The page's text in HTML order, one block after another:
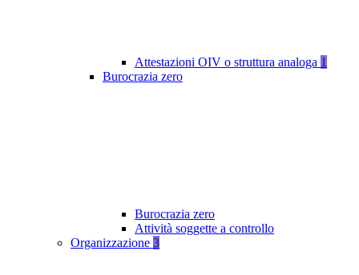
Attestazioni OIV o struttura analoga 1
Burocrazia zero
Burocrazia zero
Attività soggette a controllo
Organizzazione 3